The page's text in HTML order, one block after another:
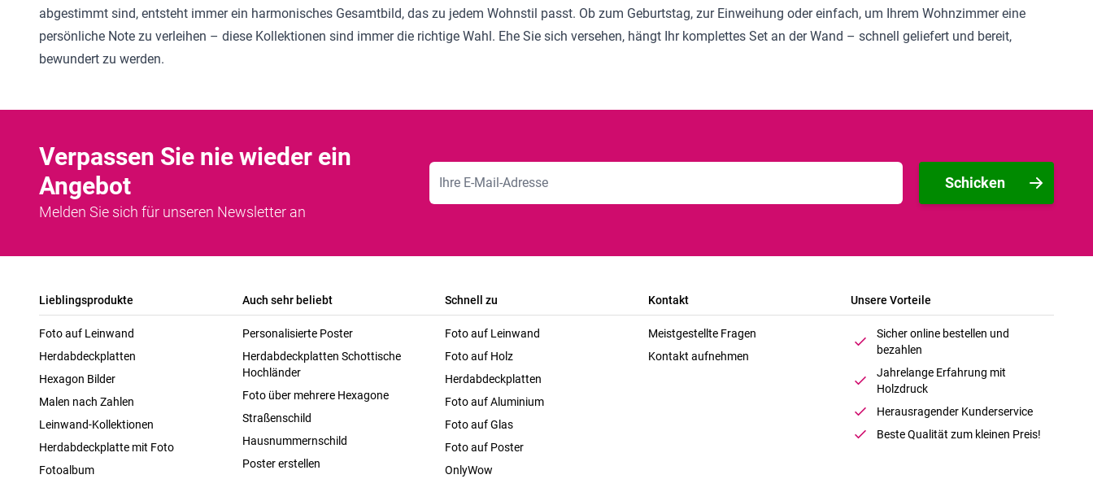
abgestimmt sind, entsteht immer ein harmonisches Gesamtbild, das zu jedem Wohnstil passt. Ob zum Geburtstag, zur Einweihung oder einfach, um Ihrem Wohnzimmer eine
persönliche Note zu verleihen – diese Kollektionen sind immer die richtige Wahl. Ehe Sie sich versehen, hängt Ihr komplettes Set an der Wand – schnell geliefert und bereit,
bewundert zu werden.
Verpassen Sie nie wieder ein
Angebot
Melden Sie sich für unseren Newsletter an
E-Mailadresse
Schicken
Lieblingsprodukte
Foto auf Leinwand
Herdabdeckplatten
Hexagon Bilder
Malen nach Zahlen
Leinwand-Kollektionen
Herdabdeckplatte mit Foto
Fotoalbum
Auch sehr beliebt
Personalisierte Poster
Herdabdeckplatten Schottische
Hochländer
Foto über mehrere Hexagone
Straßenschild
Hausnummernschild
Poster erstellen
Schnell zu
Foto auf Leinwand
Foto auf Holz
Herdabdeckplatten
Foto auf Aluminium
Foto auf Glas
Foto auf Poster
OnlyWow
Kontakt
Meistgestellte Fragen
Kontakt aufnehmen
Unsere Vorteile
Sicher online bestellen und
bezahlen
Jahrelange Erfahrung mit
Holzdruck
Herausragender Kunderservice
Beste Qualität zum kleinen Preis!